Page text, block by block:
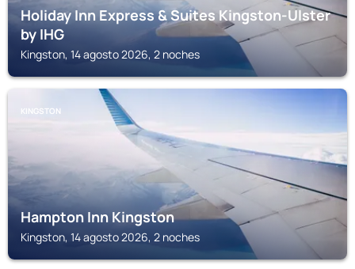
Holiday Inn Express & Suites Kingston-Ulster
by IHG
Kingston, 14 agosto 2026, 2 noches
KINGSTON
Hampton Inn Kingston
Kingston, 14 agosto 2026, 2 noches